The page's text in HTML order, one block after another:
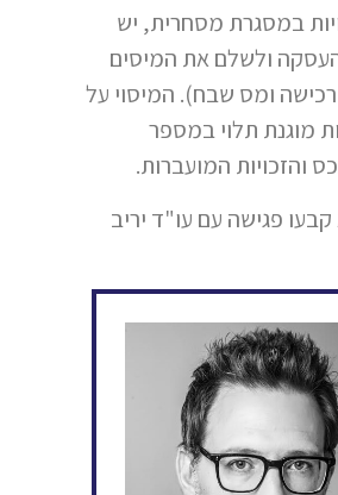
במסגרת מסחרית, יש
העסקה ולשלם את המיסים
ומס שבח). המיסוי על
מוגנת תלוי במספר
והזכויות המועברות.
פגישה עם עו"ד יריב